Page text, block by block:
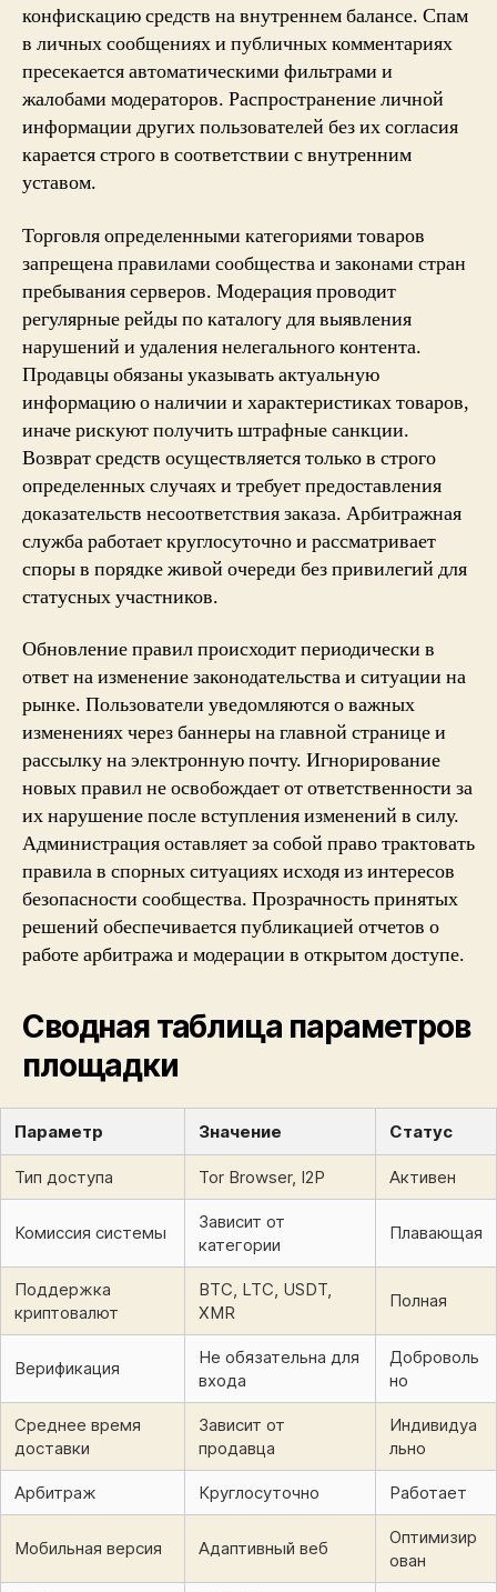
конфискацию средств на внутреннем балансе. Спам
в личных сообщениях и публичных комментариях
пресекается автоматическими фильтрами и
жалобами модераторов. Распространение личной
информации других пользователей без их согласия
карается строго в соответствии с внутренним
уставом.
Торговля определенными категориями товаров
запрещена правилами сообщества и законами стран
пребывания серверов. Модерация проводит
регулярные рейды по каталогу для выявления
нарушений и удаления нелегального контента.
Продавцы обязаны указывать актуальную
информацию о наличии и характеристиках товаров,
иначе рискуют получить штрафные санкции.
Возврат средств осуществляется только в строго
определенных случаях и требует предоставления
доказательств несоответствия заказа. Арбитражная
служба работает круглосуточно и рассматривает
споры в порядке живой очереди без привилегий для
статусных участников.
Обновление правил происходит периодически в
ответ на изменение законодательства и ситуации на
рынке. Пользователи уведомляются о важных
изменениях через баннеры на главной странице и
рассылку на электронную почту. Игнорирование
новых правил не освобождает от ответственности за
их нарушение после вступления изменений в силу.
Администрация оставляет за собой право трактовать
правила в спорных ситуациях исходя из интересов
безопасности сообщества. Прозрачность принятых
решений обеспечивается публикацией отчетов о
работе арбитража и модерации в открытом доступе.
Сводная таблица параметров
площадки
Параметр Значение Статус
Тип доступа Tor Browser, I2P Активен
Комиссия системы
Зависит от
категории
Плавающая
Поддержка
криптовалют
BTC, LTC, USDT,
XMR
Полная
Верификация
Не обязательна для
входа
Доброволь
но
Среднее время
доставки
Зависит от
продавца
Индивидуа
льно
Арбитраж Круглосуточно Работает
Мобильная версия Адаптивный веб
Оптимизир
ован